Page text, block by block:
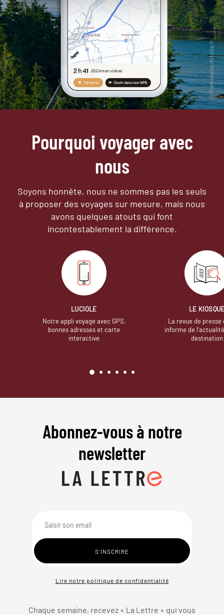
Pourquoi voyager avec
nous
Soyons honnête, nous ne sommes pas les seuls
à proposer des voyages sur mesure, mais nous
avons quelques atouts qui font
incontestablement la différence.
LUCIOLE
Notre appli voyage avec GPS,
bonnes adresses et carte
interactive
LE
La revue de presse
informe de
destination
Abonnez-vous à notre
newsletter
Lire notre politique de confidentialité
Chaque semaine, recevez « La Lettre » qui vous